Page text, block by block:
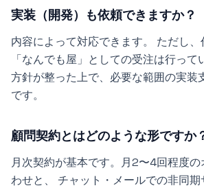
実装（開発）も依頼できますか？
内容によって対応できます。 ただし
「なんでも屋」としての受注は行って
方針が整った上で、必要な範囲の実装
です。
顧問契約とはどのような形ですか
月次契約が基本です。月2〜4回程度
わせと、 チャット・メールでの非同